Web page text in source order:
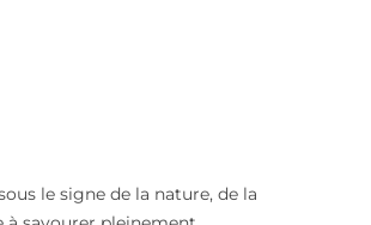
le signe de la nature, de la